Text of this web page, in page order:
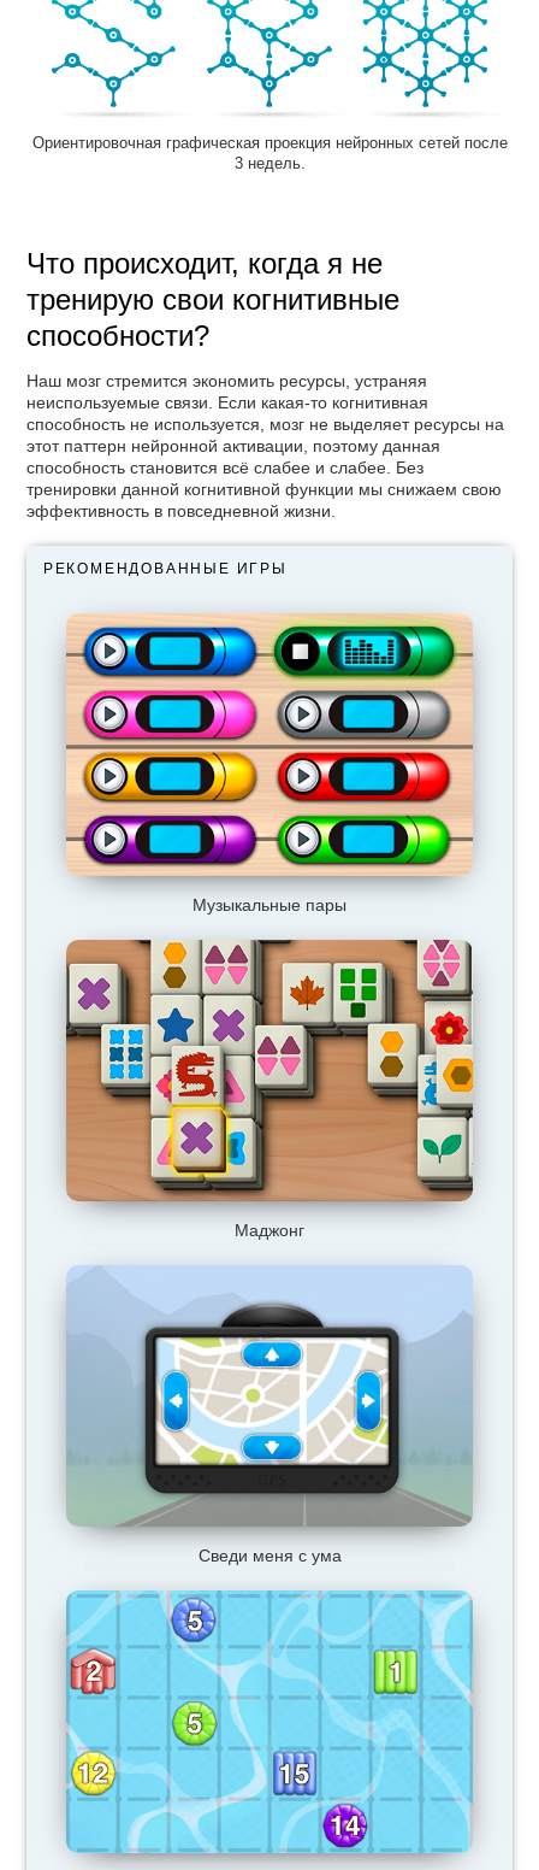
Ориентировочная графическая проекция нейронных сетей после
3 недель.
Что происходит, когда я не
тренирую свои когнитивные
способности?
Наш мозг стремится экономить ресурсы, устраняя
неиспользуемые связи. Если какая-то когнитивная
способность не используется, мозг не выделяет ресурсы на
этот паттерн нейронной активации, поэтому данная
способность становится всё слабее и слабее. Без
тренировки данной когнитивной функции мы снижаем свою
эффективность в повседневной жизни.
РЕКОМЕНДОВАННЫЕ ИГРЫ
Музыкальные пары
Маджонг
Сведи меня с ума